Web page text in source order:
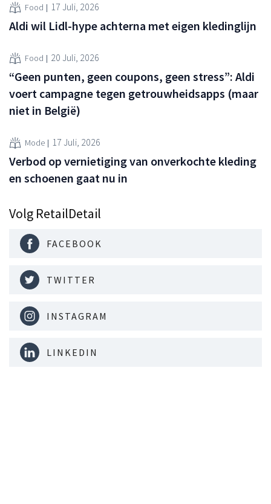
Food 17 Juli, 2026
Aldi wil Lidl-hype achterna met eigen kledinglijn
Food 20 Juli, 2026
“Geen punten, geen coupons, geen stress”: Aldi
voert campagne tegen getrouwheidsapps (maar
niet in België)
Mode 17 Juli, 2026
Verbod op vernietiging van onverkochte kleding
en schoenen gaat nu in
Volg RetailDetail
FACEBOOK
TWITTER
INSTAGRAM
LINKEDIN